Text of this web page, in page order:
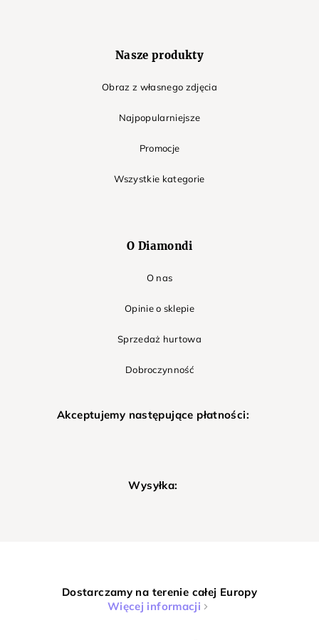
Nasze produkty
Obraz z własnego zdjęcia
Najpopularniejsze
Promocje
Wszystkie kategorie
O Diamondi
O nas
Opinie o sklepie
Sprzedaż hurtowa
Dobroczynność
Akceptujemy następujące płatności:
Wysyłka:
Dostarczamy na terenie całej Europy
Więcej informacji